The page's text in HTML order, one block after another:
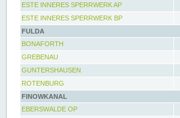
ESTE INNERES SPERRWERK AP
ESTE INNERES SPERRWERK BP
FULDA
BONAFORTH
GREBENAU
GUNTERSHAUSEN
ROTENBURG
FINOWKANAL
EBERSWALDE OP